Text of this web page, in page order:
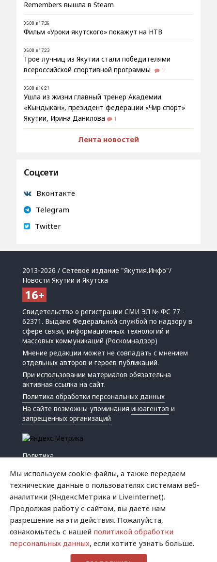
Remembers вышла в Steam
05.08 в 17:36
Фильм «Уроки якутского» покажут на НТВ
05.08 в 17:23
Трое лучниц из Якутии стали победителями
всероссийской спортивной программы
1
05.08 в 16:21
Ушла из жизни главный тренер Академии
«Кындыкан», президент федерации «Чир спорт»
Якутии, Ирина Данилова
1
Лента новостей
Соцсети
Вконтакте
Telegram
Twitter
2013-2026 / Сетевое издание "Якутия.Инфо"/
Новости Якутии и Якутска
Свидетельство о регистрации СМИ ЭЛ № ФС 77 -
62371. Выдано Федеральной службой по надзору в
сфере связи, информационных технологий и
массовых коммуникаций (Роскомнадзор)
Мнение редакции может не совпадать с мнением
отдельных авторов и героев публикаций.
При использовании материалов обязательна
активная ссылка на сайт.
Политика обработки персональных данных
На сайте возможны упоминанияиноагентов и
запрещенных организаций
Политика
Криминал
Успех
Хватит это терпеть
Мы используем cookie-файлы, а также передаем
технические данные о пользователях системам веб-
аналитики (ЯндексМетрика и Liveinternet).
Продолжая работу с сайтом, вы даете нам
разрешение на эти действия. Пожалуйста,
ознакомьтесь с нашей политикой обработки
персональных данных, если хотите узнать больше.